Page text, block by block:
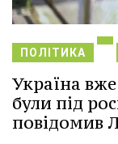
ПОЛІТИКА
Україна
були під
повідомив